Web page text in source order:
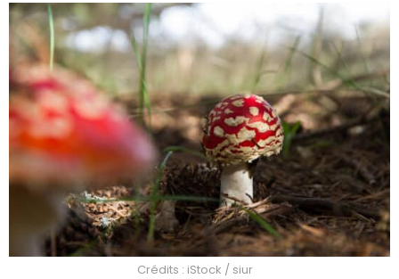
Crédits : iStock / siur